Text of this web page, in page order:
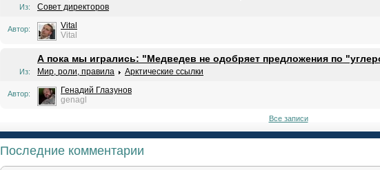
Из: Совет директоров
Автор:
Vital
Vital
А пока мы игрались: "Медведев не одобряет предложения по
Из: Мир, роли, правила Арктические ссылки
Автор:
Генадий Глазунов
genagl
Все записи
Последние комментарии